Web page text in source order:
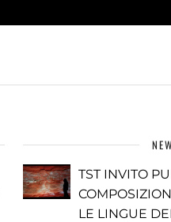
TST INVITO
LE LINGUE